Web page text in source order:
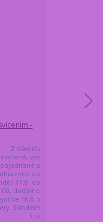
-
Z důvodu
vše
objednané a
uhrazené do
17.8. do
dodáme
18.8. v
Skladem
3 ks